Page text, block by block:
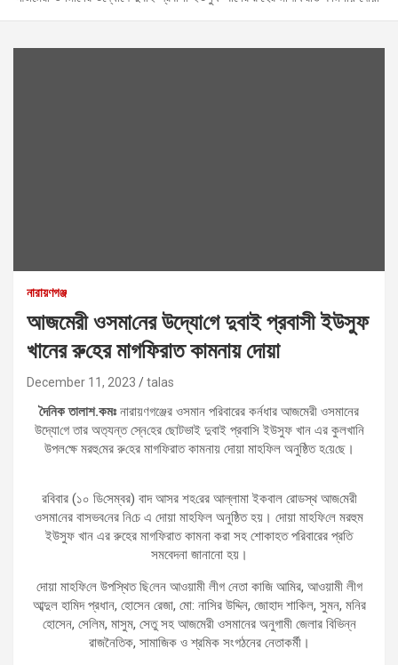
নারায়ণগঞ্জ
আজমেরী ওসমা‌নের উদ্যো‌গে দুবাই প্রবাসী ইউসুফ
খানের রু‌হের মাগ‌ফিরাত কামনায় দোয়া
December 11, 2023 talas
দৈনিক তালাশ.কমঃ নারায়ণগঞ্জের ওসমান পরিবারের কর্নধার আজমেরী ওসমানের
উদ্যো‌গে তার অত‌্যন্ত স্নে‌হের ছোটভাই দুবাই প্রবাসি ইউসুফ খান এর কুলখা‌নি
উপল‌ক্ষে মরহু‌মের রু‌হের মাগ‌ফিরাত কামনায় দোয়া মাহ‌ফিল অনু‌ষ্ঠিত হ‌য়ে‌ছে।
র‌বিবার (১০ ডি‌সেম্বর) বাদ আসর শহ‌রের আল্লামা ইকবাল রোডস্থ আজ‌মেরী
ওসমা‌নের বাসভব‌নের নি‌চে এ দোয়া মাহ‌ফিল অনু‌ষ্ঠিত হয়। দোয়া মাহ‌ফি‌লে মরহুম
ইউসুফ খান এর রুহের মাগফিরাত কামনা করা সহ শোকাহত পরিবারের প্রতি
সমবেদনা জানানো হয়।
দোয়া মাহ‌ফি‌লে উপ‌স্থিত ছি‌লেন আওয়ামী লীগ নেতা কাজি আমির, আওয়ামী লীগ
আব্দুল হামিদ প্রধান, হোসেন রেজা, মো: নাসির উদ্দিন, জোহাদ শাকিল, সুমন, মনির
হোসেন, সেলিম, মাসুম, সেতু সহ আজমেরী ওসমানের অনুগামী জেলার বিভিন্ন
রাজনৈতিক, সামাজিক ও শ্রমিক সংগঠনের নেতাকর্মী।